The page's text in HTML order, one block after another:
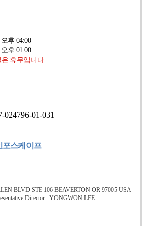
후 04:00
후 01:00
휴무입니다.
024796-01-031
포스케이프
BLVD STE 106 BEAVERTON OR 97005 USA
Director : YONGWON LEE